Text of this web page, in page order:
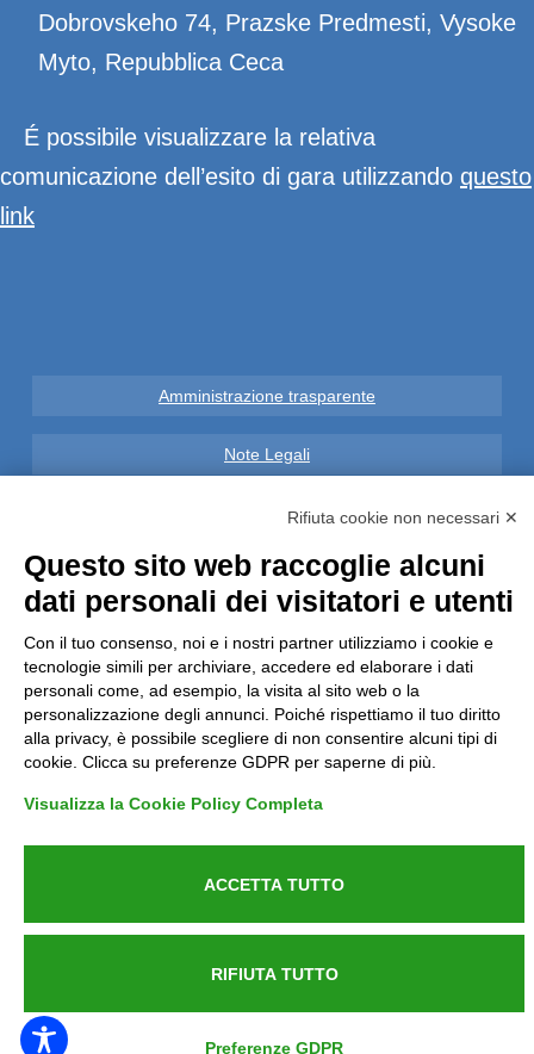
Dobrovskeho 74, Prazske Predmesti, Vysoke
Myto, Repubblica Ceca
É possibile visualizzare la relativa
comunicazione dell’esito di gara utilizzando questo
link
Amministrazione trasparente
Note Legali
Privacy
Informative GDPR (679/2016)
Rimborsi ed Indennizzi
Contatti
Rifiuta cookie non necessari ✕
Questo sito web raccoglie alcuni
dati personali dei visitatori e utenti
Con il tuo consenso, noi e i nostri partner utilizziamo i cookie e
tecnologie simili per archiviare, accedere ed elaborare i dati
personali come, ad esempio, la visita al sito web o la
personalizzazione degli annunci. Poiché rispettiamo il tuo diritto
alla privacy, è possibile scegliere di non consentire alcuni tipi di
cookie. Clicca su preferenze GDPR per saperne di più.
Visualizza la Cookie Policy Completa
ACCETTA TUTTO
RIFIUTA TUTTO
Preferenze GDPR